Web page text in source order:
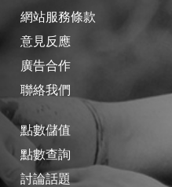
網站服務條款
意見反應
廣告合作
聯絡我們
點數儲值
點數查詢
討論話題